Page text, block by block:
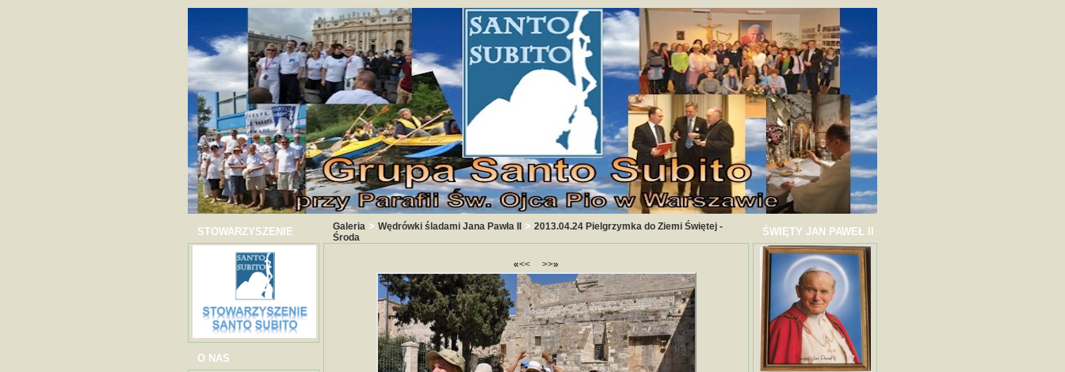
STOWARZYSZENIE
O NAS
Galeria > Wędrówki śladami Jana Pawła II > 2013.04.24 Pielgrzymka do Ziemi Świętej -
Środa
«<< >>»
ŚWIĘTY JAN PAWEŁ II